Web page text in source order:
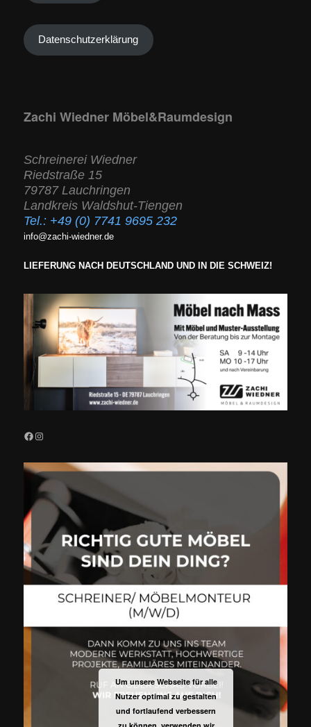
Datenschutzerklärung
Zachi Wiedner Möbel&Raumdesign
Schreinerei Wiedner
Riedstraße 15
79787 Lauchringen
Landkreis Waldshut-Tiengen
Tel.: +49 (0) 7741 9695 232
info@zachi-wiedner.de
LIEFERUNG NACH DEUTSCHLAND UND IN DIE SCHWEIZ!
Facebook
Instagram
Um unsere Webseite für alle
Nutzer optimal zu gestalten
und fortlaufend verbessern